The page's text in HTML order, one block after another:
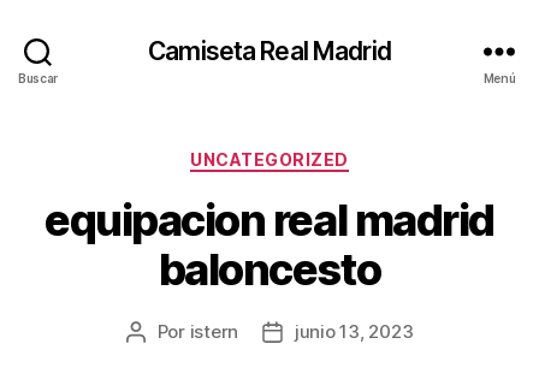
Buscar
Camiseta Real Madrid
Menú
Categorías
UNCATEGORIZED
equipacion real madrid
baloncesto
Autor
Por istern
Fechajunio 13, 2023